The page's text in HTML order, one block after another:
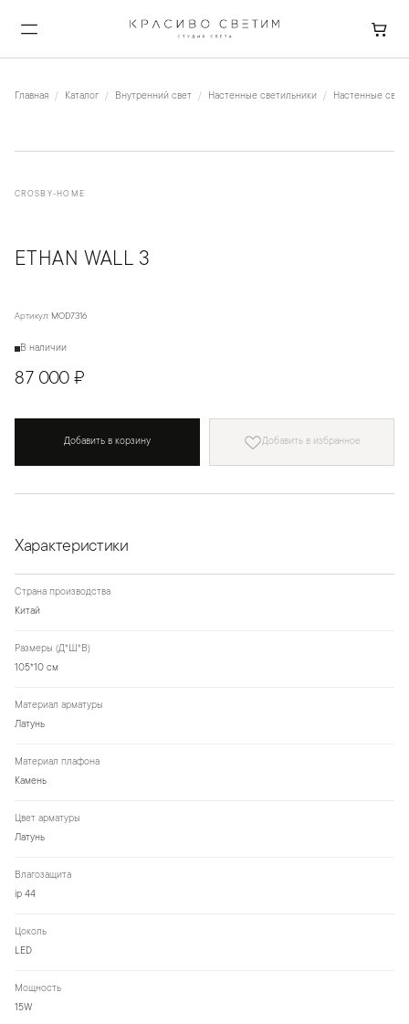
Главная Каталог Внутренний свет Настенные светильники Настенные
CROSBY-HOME
ETHAN WALL 3
Артикул: MOD7316
В наличии
87 000 ₽
Добавить в корзину Добавить в избранное
Характеристики
Страна производства
Китай
Размеры (Д*Ш*В)
105*10 см
Материал арматуры
Латунь
Материал плафона
Камень
Цвет арматуры
Латунь
Влагозащита
ip 44
Цоколь
LED
Мощность
15W